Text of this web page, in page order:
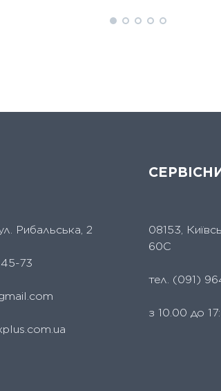
Рибальська, 2
73
08153,
60С
тел. (091)
з 10.00 до